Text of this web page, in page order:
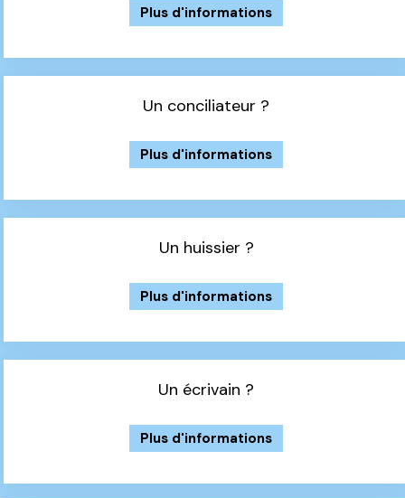
Plus d'informations
Un conciliateur ?
Plus d'informations
Un huissier ?
Plus d'informations
Un écrivain ?
Plus d'informations